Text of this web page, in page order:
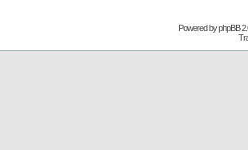
Powered byphpBB